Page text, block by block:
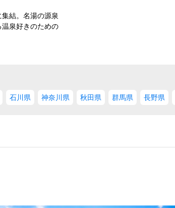
結。名湯の源泉
泉好きのための
石川県 神奈川県 秋田県 群馬県 長野県